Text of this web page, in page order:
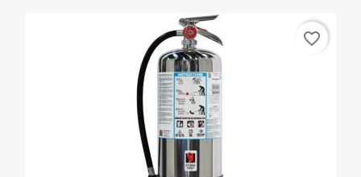
favorite_border